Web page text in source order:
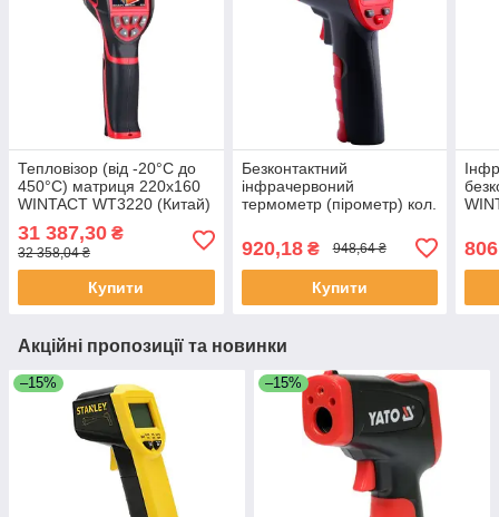
Тепловізор (від -20°С до
450°С) матриця 220х160
WINTACT WT3220 (Китай)
31 387,30 ₴
32 358,04 ₴
Купити
Безконтактний
інфрачервоний
термометр (пірометр) кол.
EMS=0,1-1 WINTACT
WT327C (Китай)
920,18₴ 948,64 ₴
Купити
Акційні пропозиції та новинки
–15% –15%